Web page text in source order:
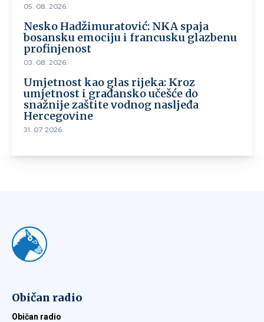
05. 08. 2026.
Nesko Hadžimuratović: NKA spaja
bosansku emociju i francusku glazbenu
profinjenost
03. 08. 2026.
Umjetnost kao glas rijeka: Kroz
umjetnost i građansko učešće do
snažnije zaštite vodnog nasljeđa
Hercegovine
31. 07. 2026.
Običan radio
Običan radio